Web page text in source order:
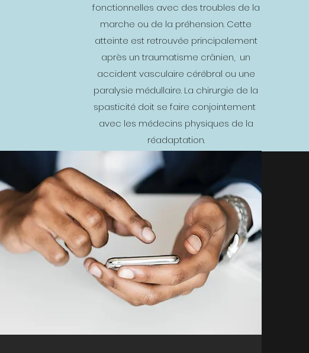
fonctionnelles avec des troubles de la
marche ou de la préhension. Cette
atteinte est retrouvée principalement
après un traumatisme crânien, un
accident vasculaire cérébral ou une
paralysie médullaire. La chirurgie de la
spasticité doit se faire conjointement
avec les médecins physiques de la
réadaptation.